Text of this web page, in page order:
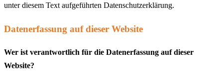
unter diesem Text aufgeführten Datenschutzerklärung.
Datenerfassung auf dieser Website
Wer ist verantwortlich für die Datenerfassung auf dieser
Website?